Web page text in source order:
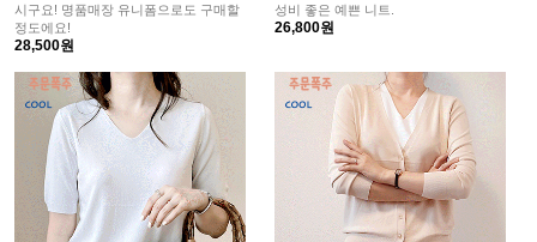
시구요! 명품매장 유니폼으로도 구매할
정도에요!
28,500원
성비 좋은 예쁜 니트.
26,800원